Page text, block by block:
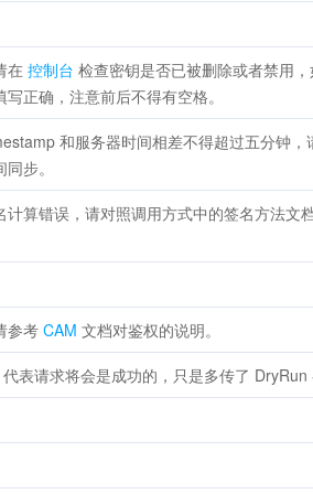
在 控制台 检查密钥是否已被删除或者禁用
正确，注意前后不得有空格。
和服务器时间相差不得超过五分钟，
步。
计算错误，请对照调用方式中的签名方法文
参考 CAM 文档对鉴权的说明。
表请求将会是成功的，只是多传了 DryRun